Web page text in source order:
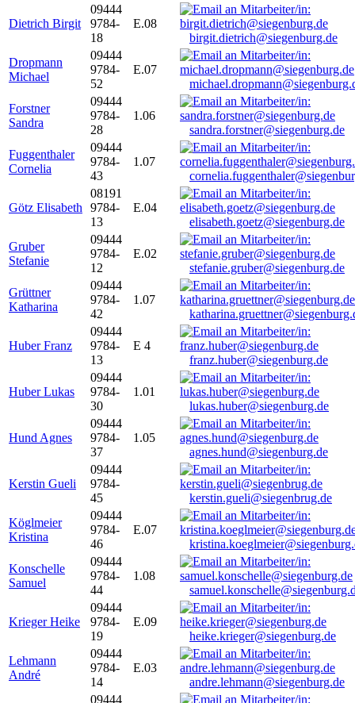
Dietrich Birgit
09444
9784-
18
E.08
birgit.dietrich@siegenburg.de
Dropmann
Michael
09444
9784-
52
E.07
Forstner
Sandra
09444
9784-
28
1.06
sandra.forstner@siegenburg.de
Fuggenthaler
Cornelia
09444
9784-
43
1.07
Götz Elisabeth
08191
9784-
13
E.04
elisabeth.goetz@siegenburg.de
Gruber
Stefanie
09444
9784-
12
E.02
stefanie.gruber@siegenburg.de
Grüttner
Katharina
09444
9784-
42
1.07
Huber Franz
09444
9784-
13
E 4
franz.huber@siegenburg.de
Huber Lukas
09444
9784-
30
1.01
lukas.huber@siegenburg.de
Hund Agnes
09444
9784-
37
1.05
agnes.hund@siegenburg.de
Kerstin Gueli
09444
9784-
45
kerstin.gueli@siegenbrug.de
Köglmeier
Kristina
09444
9784-
46
E.07
Konschelle
Samuel
09444
9784-
44
1.08
Krieger Heike
09444
9784-
19
E.09
heike.krieger@siegenburg.de
Lehmann
André
09444
9784-
14
E.03
andre.lehmann@siegenburg.de
09444